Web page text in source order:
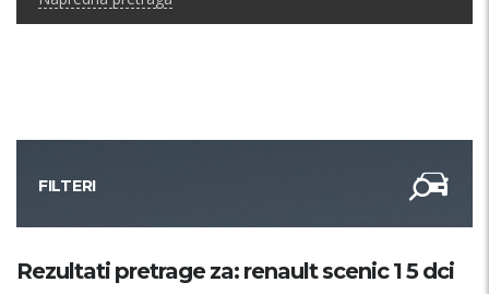
FILTERI
Kategorija
Rezultati pretrage za: renault scenic 1 5 dci